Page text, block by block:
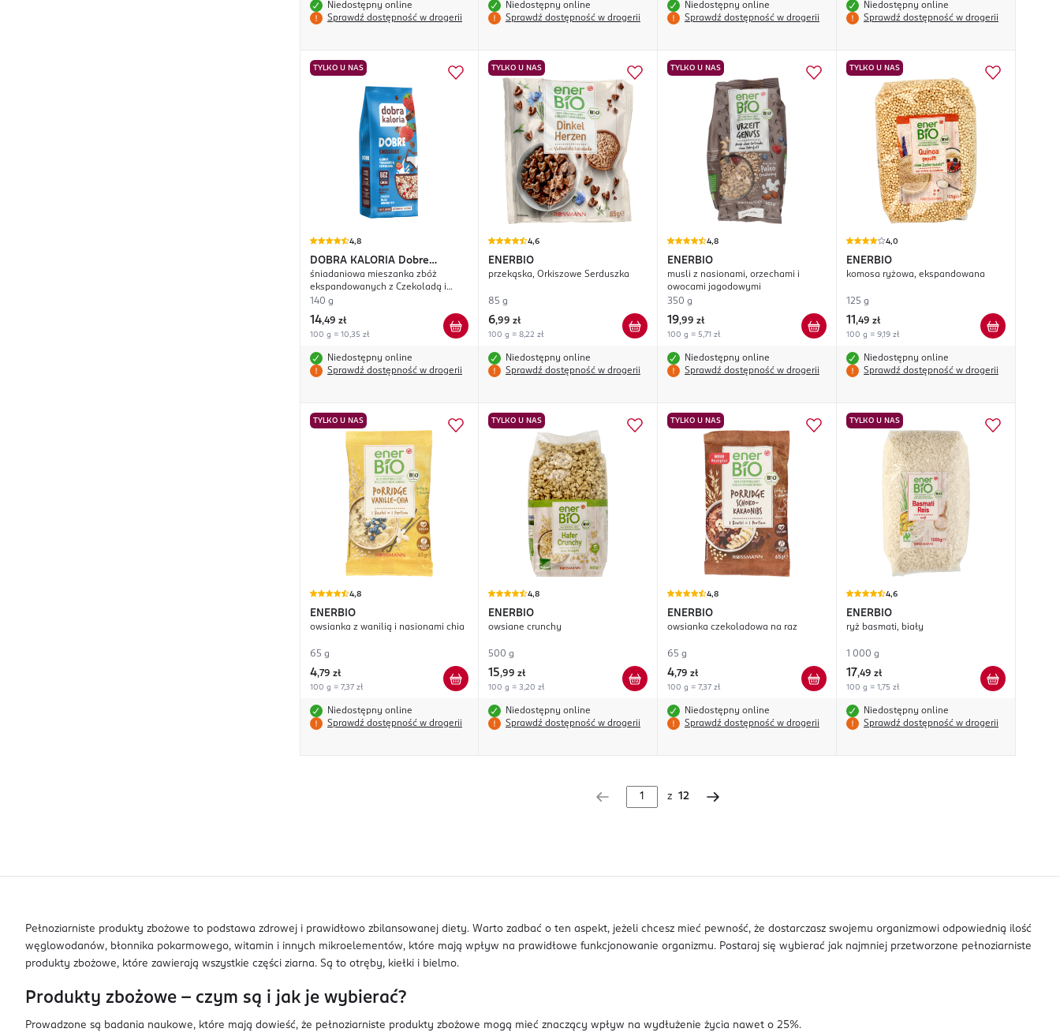
Niedostępny online
Sprawdź dostępność w drogerii
Niedostępny online
Sprawdź dostępność w drogerii
Niedostępny online
Sprawdź dostępność w drogerii
Niedostępny online
Sprawdź dostępność w drogerii
TYLKO U NAS
4,8
DOBRA KALORIA Dobre
Śniadanie
śniadaniowa mieszanka zbóż
ekspandowanych z Czekoladą i
liofilizowanymi Truskawkami
140 g
14,49 zł
100 g = 10,35 zł
Niedostępny online
Sprawdź dostępność w drogerii
TYLKO U NAS
4,6
ENERBIO
przekąska, Orkiszowe Serduszka
85 g
6,99 zł
100 g = 8,22 zł
Niedostępny online
Sprawdź dostępność w drogerii
TYLKO U NAS
4,8
ENERBIO
musli z nasionami, orzechami i
owocami jagodowymi
350 g
19,99 zł
100 g = 5,71 zł
Niedostępny online
Sprawdź dostępność w drogerii
TYLKO U NAS
4,0
ENERBIO
komosa ryżowa, ekspandowana
125 g
11 ,49 zł
100 g = 9,19 zł
Niedostępny online
Sprawdź dostępność w drogerii
TYLKO U NAS
4,8
ENERBIO
owsianka z wanilią i nasionami chia
65 g
4,79 zł
100 g = 7,37 zł
Niedostępny online
Sprawdź dostępność w drogerii
TYLKO U NAS
4,8
ENERBIO
owsiane crunchy
500 g
15,99 zł
100 g = 3,20 zł
Niedostępny online
Sprawdź dostępność w drogerii
TYLKO U NAS
4,8
ENERBIO
owsianka czekoladowa na raz
65 g
4,79 zł
100 g = 7,37 zł
Niedostępny online
Sprawdź dostępność w drogerii
TYLKO U NAS
4,6
ENERBIO
ryż basmati, biały
1 000 g
17,49 zł
100 g = 1,75 zł
Niedostępny online
Sprawdź dostępność w drogerii
z 12
Pełnoziarniste produkty zbożowe to podstawa zdrowej i prawidłowo zbilansowanej diety. Warto zadbać o ten aspekt, jeżeli chcesz mieć pewność, że dostarczasz swojemu organizmowi odpowiednią ilość
węglowodanów, błonnika pokarmowego, witamin i innych mikroelementów, które mają wpływ na prawidłowe funkcjonowanie organizmu. Postaraj się wybierać jak najmniej przetworzone pełnoziarniste
produkty zbożowe, które zawierają wszystkie części ziarna. Są to otręby, kiełki i bielmo.
Produkty zbożowe – czym są i jak je wybierać?
Prowadzone są badania naukowe, które mają dowieść, że pełnoziarniste produkty zbożowe mogą mieć znaczący wpływ na wydłużenie życia nawet o 25%.